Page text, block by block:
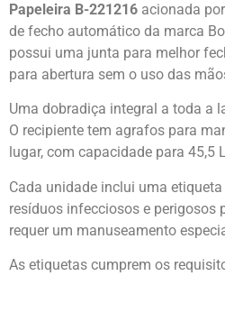
Papeleira B-221216 acionada
de fecho automático da marca
possui uma junta para melhor
para abertura sem o uso das
Uma dobradiça integral a toda a
O recipiente tem agrafos para
lugar, com capacidade para 45,5
Cada unidade inclui uma
resíduos infecciosos e perigosos
requer um manuseamento
As etiquetas cumprem os